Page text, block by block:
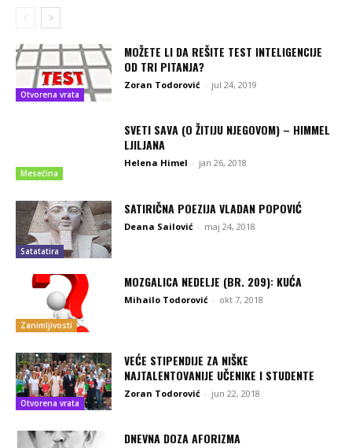
Otvorena vrata
MOŽETE LI DA REŠITE TEST INTELIGENCIJE
OD TRI PITANJA?
Zoran Todorović - jul 24, 2019
Mesečina
SVETI SAVA (O ŽITIJU NJEGOVOM) – HIMMEL
LJILJANA
Helena Himel - jan 26, 2018
Satatatira
SATIRIČNA POEZIJA VLADAN POPOVIĆ
Deana Sailović - maj 24, 2018
Zanimljivosti
MOZGALICA NEDELJE (BR. 209): KUĆA
Mihailo Todorović - okt 7, 2018
Otvorena vrata
VEĆE STIPENDIJE ZA NIŠKE
NAJTALENTOVANIJE UČENIKE I STUDENTE
Zoran Todorović - jun 22, 2018
DNEVNA DOZA AFORIZMA